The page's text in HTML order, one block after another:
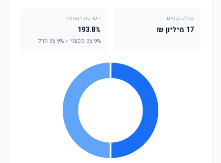
סה"כ נכסים
17 מיליון ₪
חשיפה למניות
193.8%
96.9% מקומי + 96.9% חו"ל